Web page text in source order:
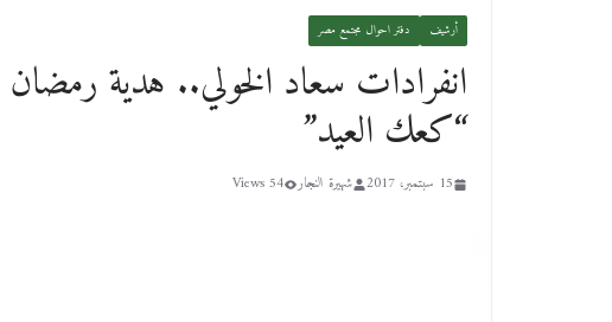
أرشيف دفتر احوال مجتمع مصر
“كعك العيد”
15 سبتمبر، 2017 شهيرة النجار 54 Views